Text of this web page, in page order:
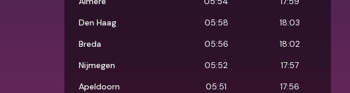
Den Haag
05:58
18:03
Breda
05:56
18:02
Nijmegen
05:52
17:57
Apeldoorn
05:51
17:56